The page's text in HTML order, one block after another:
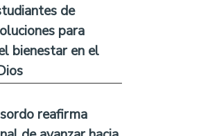
de
para
bienestar en el
reafirma